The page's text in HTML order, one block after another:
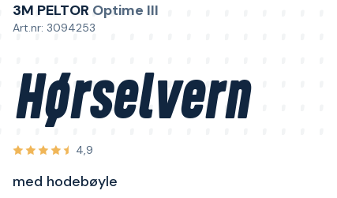
3M PELTOR Optime III
Art.nr: 3094253
Hørselvern
4,9
med hodebøyle